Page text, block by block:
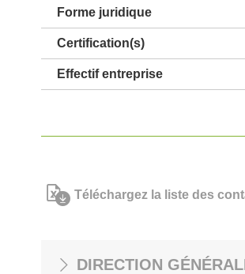
Forme juridique
Certification(s)
Effectif entreprise
Téléchargez la liste des
DIRECTION